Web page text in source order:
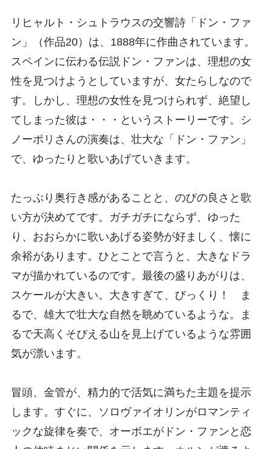
リヒャルト・シュトラウスの交響詩「ドン・ファ
ン」（作品20）は、1888年に作曲されています。
スペインに伝わる伝説ドン・ファンは、理想の女
性を見つけようとしていますが、女たらしなので
す。しかし、理想の女性を見つけられず、絶望し
てしまった彼は・・・というストーリーです。シ
ノーポリさんの演奏は、壮大な「ドン・ファン」
で、ゆったりと歌いあげていきます。
たっぷり奥行き感があることと、のびの良さと歌
い方が決めてです。ガチガチにならず、ゆった
り、おおらかに歌いあげる姿勢が好ましく、懐に
余裕があります。ひとことで言うと、大きなドラ
マが描かれているのです。最後の盛りあがりは、
スケールが大きい。大きすぎて、びっくり！ ま
るで、雄大で壮大な自然を眺めているような。ま
るで天高くそびえる山を見上げているような雰囲
気が漂います。
冒頭、金管が、精力的で活気に満ちた主題を提示
します。すぐに、ソロヴァイオリンがロマンティ
ックな旋律を奏で、オーボエがドン・ファンと恋